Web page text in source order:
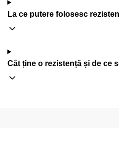
La ce putere folosesc
Cât ține o rezistență și de ce